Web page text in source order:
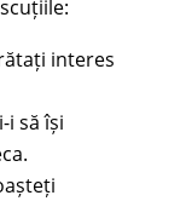
interes
i să își